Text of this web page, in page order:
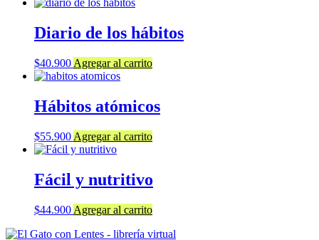
Diario de los hábitos
$40.900 Agregar al carrito
Hábitos atómicos
$55.900 Agregar al carrito
Fácil y nutritivo
$44.900 Agregar al carrito